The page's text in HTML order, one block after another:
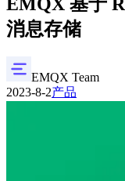
消息存储
EMQX Team
2023-8-2产品